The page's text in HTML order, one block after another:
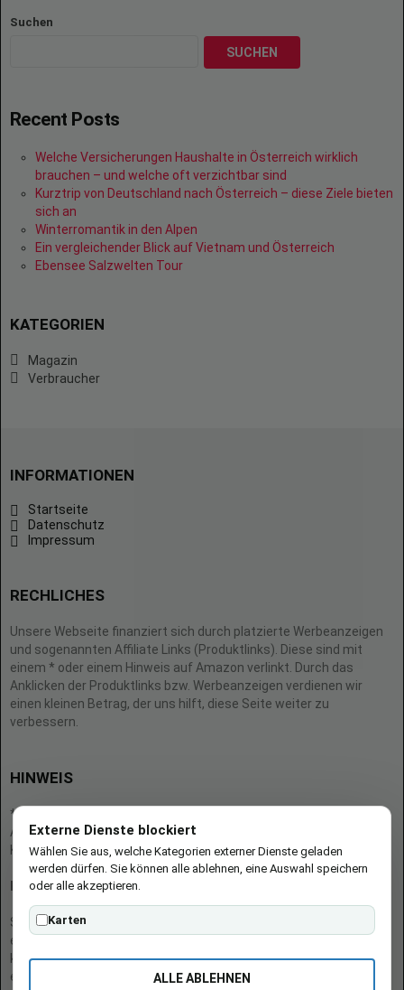
Suchen
SUCHEN
Recent Posts
Welche Versicherungen Haushalte in Österreich wirklich
brauchen – und welche oft verzichtbar sind
Kurztrip von Deutschland nach Österreich – diese Ziele bieten
sich an
Winterromantik in den Alpen
Ein vergleichender Blick auf Vietnam und Österreich
Ebensee Salzwelten Tour
KATEGORIEN
Magazin
Verbraucher
INFORMATIONEN
Startseite
Datenschutz
Impressum
RECHLICHES
Unsere Webseite finanziert sich durch platzierte Werbeanzeigen
und sogenannten Affiliate Links (Produktlinks). Diese sind mit
einem * oder einem Hinweis auf Amazon verlinkt. Durch das
Anklicken der Produktlinks bzw. Werbeanzeigen verdienen wir
einen kleinen Betrag, der uns hilft, diese Seite weiter zu
verbessern.
HINWEIS
* = Afilliate-Link (=Werbung)
Als Amazon-Partner verdient der Seitenbetreiber an qualifizierten
Käufen.
Hinweis zu Preisen und Verfügbarkeiten
Sofern Produktpreise und Verfügbarkeiten angezeigt werden,
entsprechen diese dem angegebenen Stand (Datum/Uhrzeit) und
können sich auf der verlinkten Seite jederzeit ändern. Für den Kauf
eines Produkts gelten die Angaben zu Preis und Verfügbarkeit, die
Externe Dienste blockiert
Wählen Sie aus, welche Kategorien externer Dienste geladen
werden dürfen. Sie können alle ablehnen, eine Auswahl speichern
oder alle akzeptieren.
Karten
ALLE ABLEHNEN